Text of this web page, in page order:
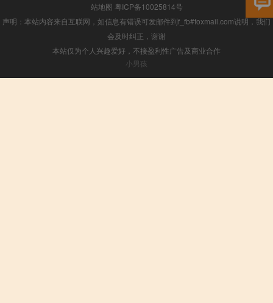
站地图 粤ICP备10025814号
声明：本站内容来自互联网，如信息有错误可发邮件到f_fb#foxmail.com说明，我们
会及时纠正，谢谢
本站仅为个人兴趣爱好，不接盈利性广告及商业合作
小男孩